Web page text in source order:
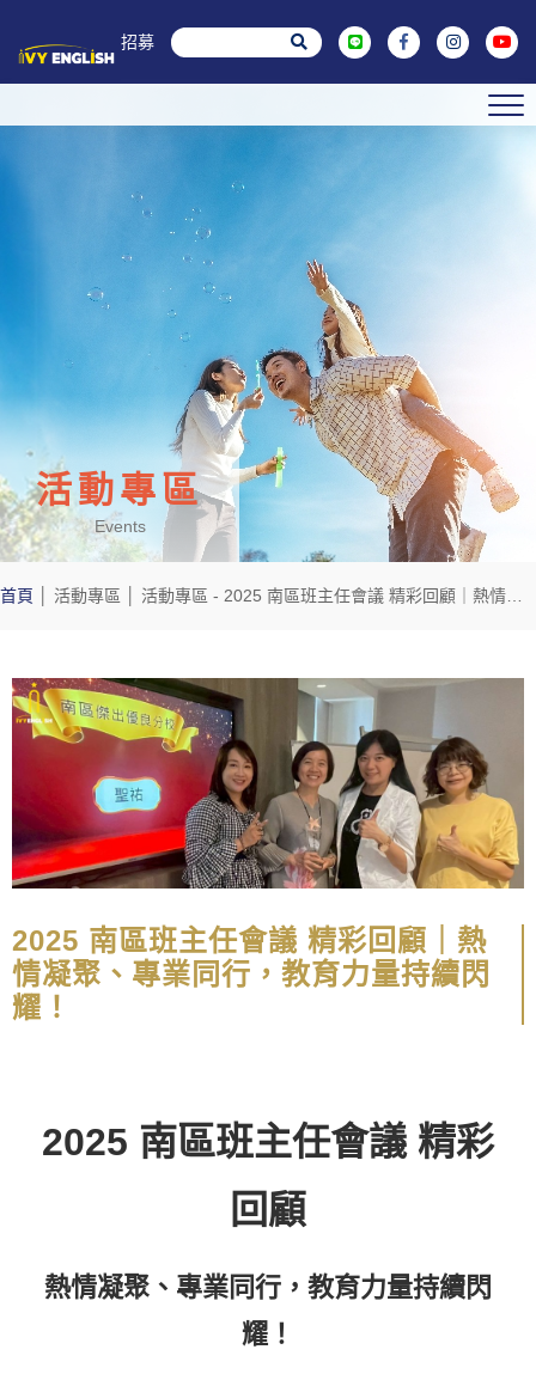
菁英招募
活動專區
Events
首頁 活動專區 活動專區 - 2025 南區班主任會議 精彩回顧｜熱情凝聚、專業同行，教育力量持續閃耀！
2025 南區班主任會議 精彩回顧｜熱
情凝聚、專業同行，教育力量持續閃
耀！
2025 南區班主任會議 精彩
回顧
熱情凝聚、專業同行，教育力量持續閃
耀！